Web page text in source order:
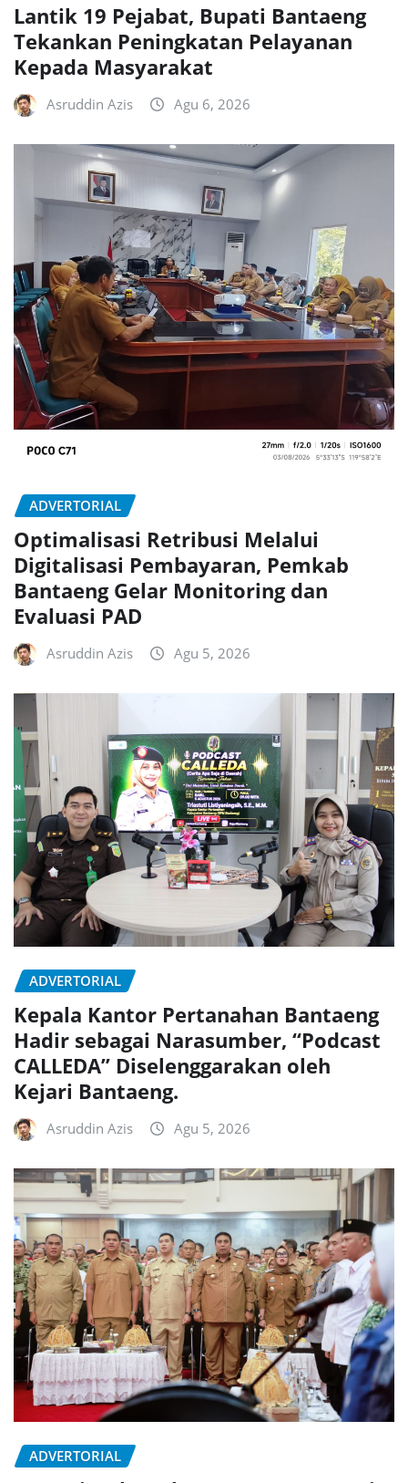
Lantik 19 Pejabat, Bupati Bantaeng
Tekankan Peningkatan Pelayanan
Kepada Masyarakat
Asruddin Azis Agu 6, 2026
ADVERTORIAL
Optimalisasi Retribusi Melalui
Digitalisasi Pembayaran, Pemkab
Bantaeng Gelar Monitoring dan
Evaluasi PAD
Asruddin Azis Agu 5, 2026
ADVERTORIAL
Kepala Kantor Pertanahan Bantaeng
Hadir sebagai Narasumber, “Podcast
CALLEDA” Diselenggarakan oleh
Kejari Bantaeng.
Asruddin Azis Agu 5, 2026
ADVERTORIAL